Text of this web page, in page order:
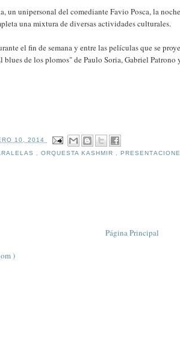
un unipersonal del comediante Favio Posca, la
una mixtura de diversas actividades culturales.
el fin de semana y entre las películas que se
de los plomos" de Paulo Soria, Gabriel
10, 2014
,ORQUESTA KASHMIR ,
Página Principal
)